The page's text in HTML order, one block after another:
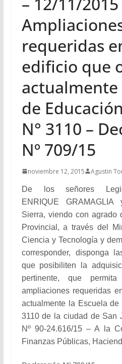
requeridas
edificio que
actualmente
de
N° 3110 –
Nº 709/15
noviembre 12, 2015 Agustin
De los señores
ENRIQUE
Sierra, viendo con agrado
Provincial, a través del
Ciencia y Tecnología y
corresponder, disponga
que posibiliten la
pertinente, que
ampliaciones requeridas
actualmente la Escuela
3110 de la ciudad de San
Nº 90-24.616/15 – A la
Finanzas Públicas,